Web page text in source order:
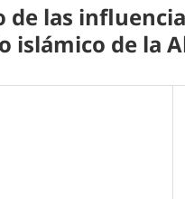
las
islámico de la